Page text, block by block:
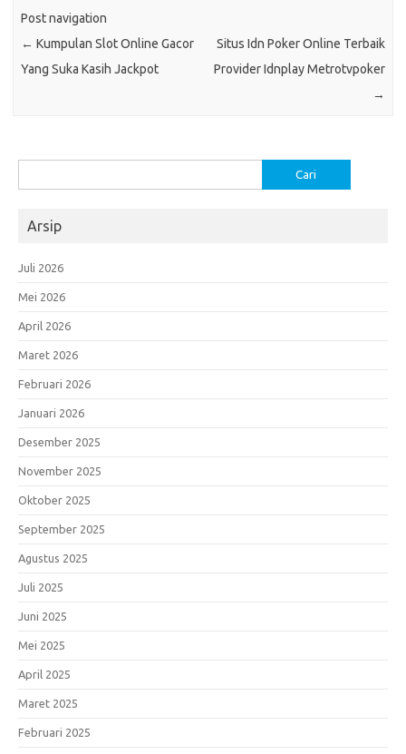
Post navigation
← Kumpulan Slot Online Gacor
Yang Suka Kasih Jackpot
Situs Idn Poker Online Terbaik
Provider Idnplay Metrotvpoker
→
untuk:
Arsip
Juli 2026
Mei 2026
April 2026
Maret 2026
Februari 2026
Januari 2026
Desember 2025
November 2025
Oktober 2025
September 2025
Agustus 2025
Juli 2025
Juni 2025
Mei 2025
April 2025
Maret 2025
Februari 2025